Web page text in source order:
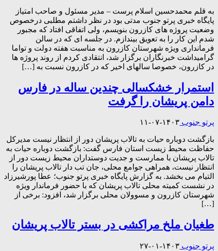
به قلم محمدحسین اسلام پرست – مدیر مسئول و صاحب امتیاز
پایگاه خبری پرتو جنوب مدتی بود در نظر داشتم مطلبی درخصوص
وضعیت پروژه های کازرون بنویسم، ولی اتفاقی افتاد که مجبور
شدم این کار را به تعویق بیندازم. در جلسه ای که در سالن
فرمانداری ویژه شهرستان کازرون به مناسبت هفته دولت و تواما
گرامیداشت خبرنگاران برگزار شد، انتقادی کردم از روند پروژه ها
در کازرون، خصوصا سالهای اخیر که در کازرون نسبت به […]
استمرار خشکسالی چندین ساله در فارس
دامن پریشان را گرفت
پرتو جنوب ۱۴۰۳-۰۷-۱۱
بازگشت دوباره حیات به تالاب پریشان دور از انتظار نیست مدیرکل
حفاظت محیط زیست استان فارس گفت: بازگشت دوباره حیات به
تالاب پریشان با ممارست و جدیت دوستداران محیط زیست دور از
انتظار نیست، همراهی جوامع محلی، جان تب دار تالاب پریشان را
التیام می بخشد. به گزارش پایگاه خبری پرتو جنوب؛ عطا پورشیرزاد
در نشست کمیته محلی تالاب پریشان که با حضور فرماندار ویژه
شهرستان کازرون و مسوولان محلی برگزار شد، افزود: برخی از
[…]
طغیان ملخ مراکشی در بستر تالاب پریشان
پرتو جنوب ۱۴۰۳-۰۱-۲۷